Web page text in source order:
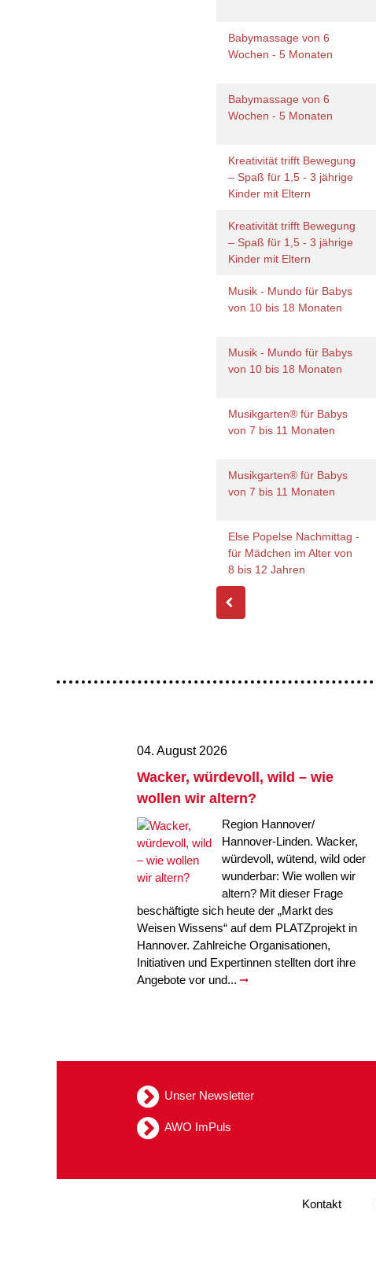
Babymassage von 6
Wochen - 5 Monaten
Babymassage von 6
Wochen - 5 Monaten
Kreativität trifft Bewegung
– Spaß für 1,5 - 3 jährige
Kinder mit Eltern
Kreativität trifft Bewegung
– Spaß für 1,5 - 3 jährige
Kinder mit Eltern
Musik - Mundo für Babys
von 10 bis 18 Monaten
Musik - Mundo für Babys
von 10 bis 18 Monaten
Musikgarten® für Babys
von 7 bis 11 Monaten
Musikgarten® für Babys
von 7 bis 11 Monaten
Else Popelse Nachmittag -
für Mädchen im Alter von
8 bis 12 Jahren
04. August 2026
Wacker, würdevoll, wild – wie
wollen wir altern?
Region Hannover/
Hannover-Linden. Wacker,
würdevoll, wütend, wild oder
wunderbar: Wie wollen wir
altern? Mit dieser Frage
beschäftigte sich heute der „Markt des
Weisen Wissens“ auf dem PLATZprojekt in
Hannover. Zahlreiche Organisationen,
Initiativen und Expertinnen stellten dort ihre
Angebote vor und...
Unser Newsletter
AWO ImPuls
Kontakt